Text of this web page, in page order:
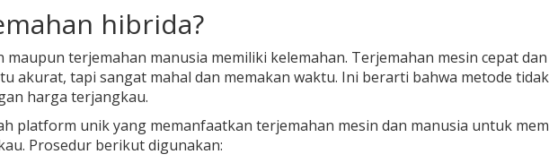
hibrida?
maupun terjemahan manusia memiliki kelemahan. Terjemahan mesin cepat
akurat, tapi sangat mahal dan memakan waktu. Ini berarti bahwa metode
harga terjangkau.
platform unik yang memanfaatkan terjemahan mesin dan manusia untuk
Prosedur berikut digunakan: